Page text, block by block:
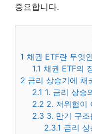
중요합니다.
1 채권 ETF란 무엇
1.1 채권 ETF의
2 금리 상승기에 채
2.1 1. 금리 상승
2.2 2. 저위험이
2.3 3. 만기 구조
2.3.1 금리